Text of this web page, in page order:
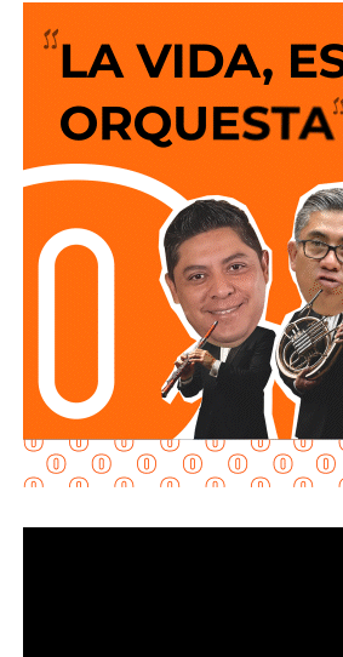
ser cuestionada sobre el caso.
García Cázares planteó que el eje
determinar la conducta de los
qué acción realizaban y por qué se
Adelantó que el resultado de las
hubo alguna irregularidad.
Al momento de la entrevista, la fiscal
Juan Antonio Villa